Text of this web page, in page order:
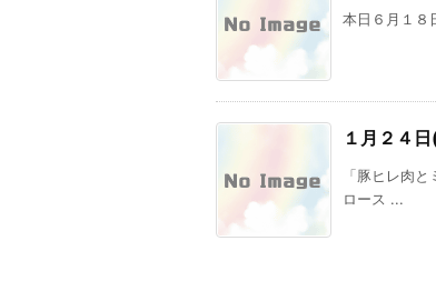
本日６月１８
１月２４
「豚ヒレ肉
ロース ...